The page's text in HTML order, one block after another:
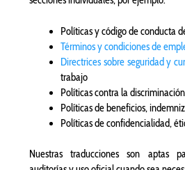
Políticas y código de conducta
Términos y condiciones de
Directrices sobre seguridad y
trabajo
Políticas contra la
Políticas de beneficios,
Políticas de confidencialidad,
Nuestras traducciones son aptas